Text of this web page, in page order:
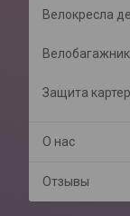
Велокресла
Защита
О нас
Отзывы